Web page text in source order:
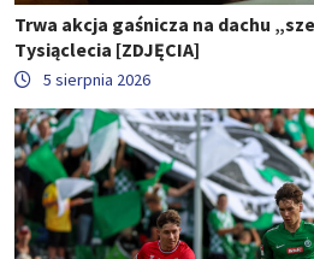
Trwa akcja gaśnicza na dachu
Tysiąclecia [ZDJĘCIA]
5 sierpnia 2026